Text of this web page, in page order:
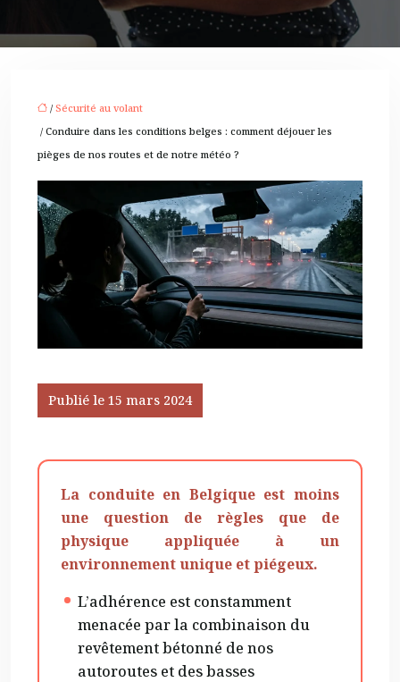
/ Sécurité au volant
/ Conduire dans les conditions belges : comment déjouer les
pièges de nos routes et de notre météo ?
Publié le 15 mars 2024
La conduite en Belgique est moins
une question de règles que de
physique appliquée à un
environnement unique et piégeux.
L’adhérence est constamment
menacée par la combinaison du
revêtement bétonné de nos
autoroutes et des basses